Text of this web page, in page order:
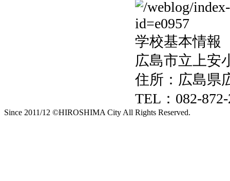
学校基本情報
広島市立上安
住所：広島県
TEL：082-
Since 2011/12 ©HIROSHIMA City All Rights Reserved.